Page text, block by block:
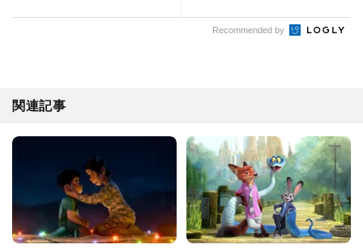
Recommended by
関連記事